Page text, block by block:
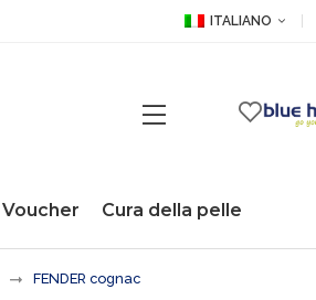
ITALIANO
Voucher Cura della pelle
FENDER cognac